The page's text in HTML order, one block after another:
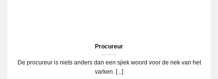
Procureur
De procureur is niets anders dan een sjiek woord voor de nek van het
varken. [...]